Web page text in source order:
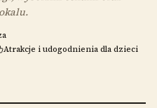
Atrakcje i udogodnienia dla dzieci